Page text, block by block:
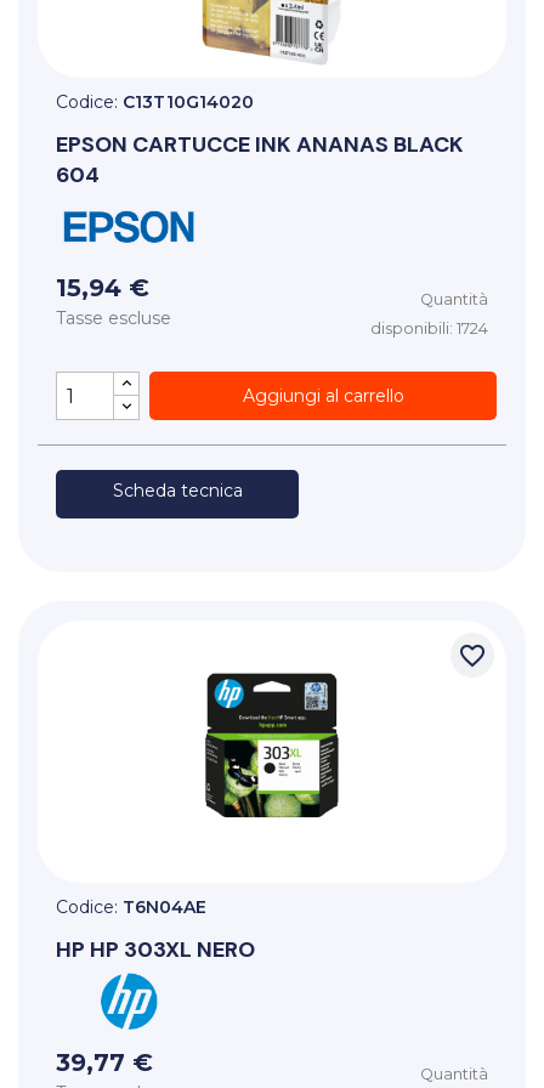
Codice: C13T10G14020
EPSON CARTUCCE INK ANANAS BLACK
604
15,94 €
Tasse escluse
Quantità
disponibili: 1724
Aggiungi al carrello
Scheda tecnica
favorite_border
Codice: T6N04AE
HP HP 303XL NERO
39,77 €
Quantità